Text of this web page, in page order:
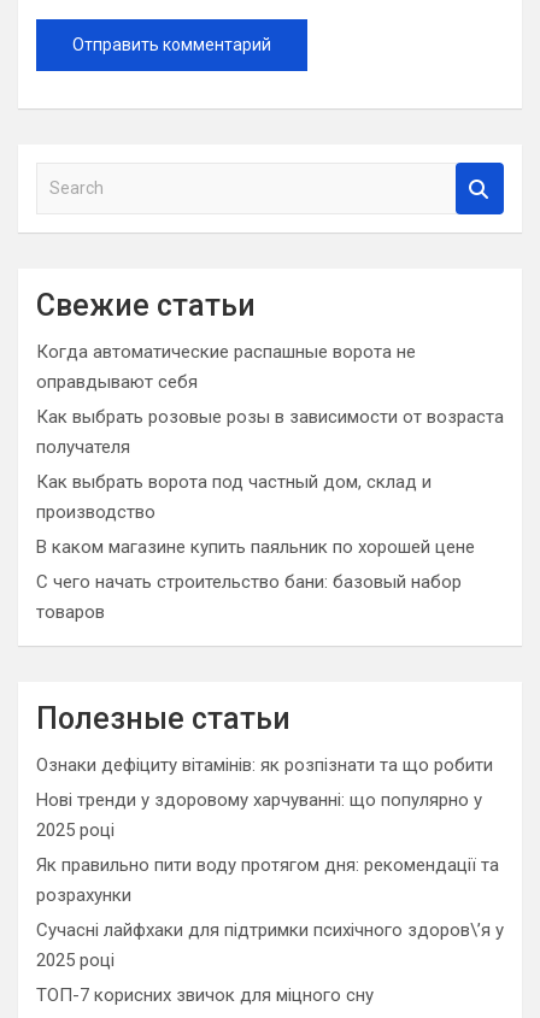
a
c
Свежие статьи
Когда автоматические распашные ворота не
оправдывают себя
Как выбрать розовые розы в зависимости от возраста
получателя
Как выбрать ворота под частный дом, склад и
производство
В каком магазине купить паяльник по хорошей цене
С чего начать строительство бани: базовый набор
товаров
Полезные статьи
Ознаки дефіциту вітамінів: як розпізнати та що робити
Нові тренди у здоровому харчуванні: що популярно у
2025 році
Як правильно пити воду протягом дня: рекомендації та
розрахунки
Сучасні лайфхаки для підтримки психічного здоров\’я у
2025 році
ТОП-7 корисних звичок для міцного сну